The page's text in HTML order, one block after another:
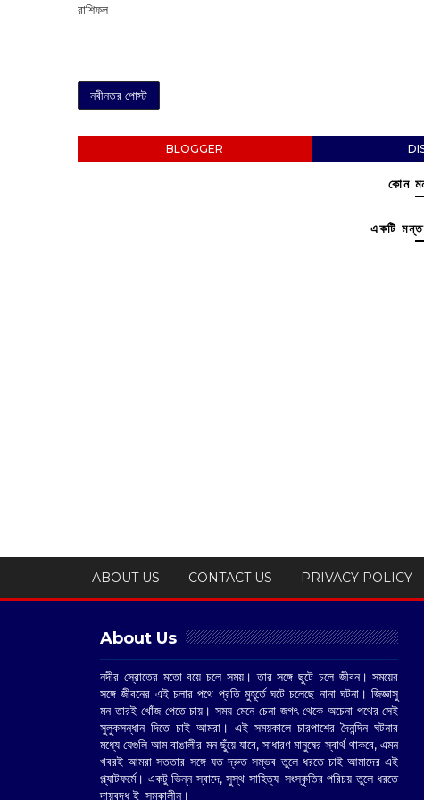
রাশিফল
নবীনতর পোস্ট
BLOGGER
কোন
একটি
ABOUT US CONTACT US PRIVACY POLICY
About Us
নদীর স্রোতের মতো বয়ে চলে সময়। তার সঙ্গে ছুটে চলে জীবন। সময়ের
সঙ্গে জীবনের এই চলার পথে প্রতি মুহূর্তে ঘটে চলেছে নানা ঘটনা। জিজ্ঞাসু
মন তারই খোঁজ পেতে চায়। সময় মেনে চেনা জগৎ থেকে অচেনা পথের সেই
সুলুকসন্ধান দিতে চাই আমরা। এই সময়কালে চারপাশের দৈনন্দিন ঘটনার
মধ্যে যেগুলি আম বাঙালীর মন ছুঁয়ে যাবে, সাধারণ মানুষের স্বার্থ থাকবে, এমন
খবরই আমরা সততার সঙ্গে যত দ্রুত সম্ভব তুলে ধরতে চাই আমাদের এই
প্ল্যাটফর্মে। একটু ভিন্ন স্বাদে, সুস্থ সাহিত্য–সংস্কৃতির পরিচয় তুলে ধরতে
দায়বদ্ধ ই–সমকালীন।